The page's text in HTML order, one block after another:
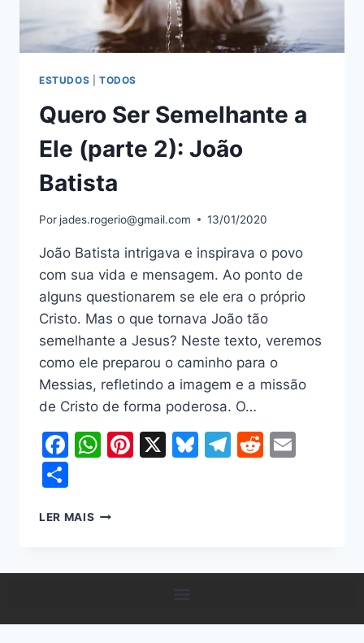
ESTUDOS TODOS
Quero Ser Semelhante a
Ele (parte 2): João
Batista
Por jades.rogerio@gmail.com 13/01/2020
João Batista intrigava e inspirava o povo
com sua vida e mensagem. Ao ponto de
alguns questionarem se ele era o próprio
Cristo. Mas o que tornava João tão
semelhante a Jesus? Neste texto, veremos
como ele preparou o caminho para o
Messias, refletindo a imagem e a missão
de Cristo de forma poderosa. O…
Facebook
WhatsApp
Pinterest
X Bluesky
Telegram
Reddit
LER MAIS